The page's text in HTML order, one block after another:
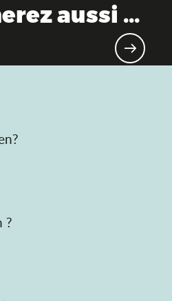
aussi ...
Ain, zwischen
?